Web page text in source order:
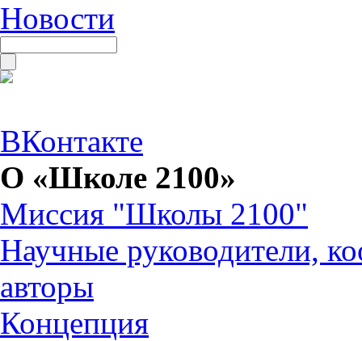
Новости
ВКонтакте
О «Школе 2100»
Миссия "Школы 2100"
Научные руководители,
авторы
Концепция